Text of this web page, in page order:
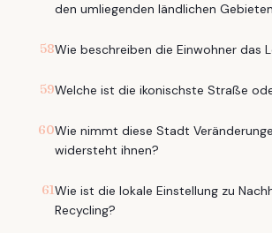
den umliegenden ländlichen
58Wie beschreiben die Einwohner das
59Welche ist die ikonischste Straße
60Wie nimmt diese Stadt
widersteht ihnen?
61Wie ist die lokale Einstellung zu
Recycling?